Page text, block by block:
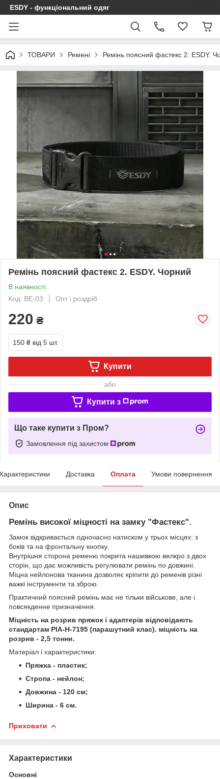
ESDY - функціональний одяг
ТОВАРИ Ремені Ремінь поясний фастекс 2. ESDY.
Ремінь поясний фастекс 2. ESDY. Чорний
В наявності
Код: BE-03
Опт і роздріб
220 ₴
150 ₴ від 5 шт.
Купити
або
Купити з
Що таке купити з Пром?
Замовлення під захистом
Доставка Оплата Умови повернення
Опис
Ремінь високої міцності на замку "Фастекс".
Замок відкривається одночасно натиском у трьох місцях: з
боків та на фронтальну кнопку.
Внутрішня сторона ременю покрита нашивкою велкро з двох
сторін, що дає можливість регулювати ремінь по довжині.
Міцна нейлонова тканина дозволяє кріпити до ременів різні
важкі інструменти та зброю.
Практичний поясний ремінь має не тільки військове, але і
повсякденне призначення.
Міцність на розрив пряжок і адаптерів відповідають
стандартам PIA-H-7195 (парашутний клас). міцність на
розрив - 2,5 тонни.
Матеріал і характеристики:
Пряжка - пластик;
Стропа - нейлон;
Довжина - 120 см;
Ширина - 6 см.
Приховати
Характеристики
Основні